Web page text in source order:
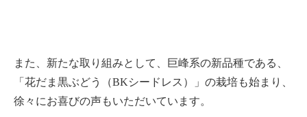
また、新たな取り組みとして、巨峰系の新品種である、
「花だま黒ぶどう（BKシードレス）」の栽培も始まり、
徐々にお喜びの声もいただいています。